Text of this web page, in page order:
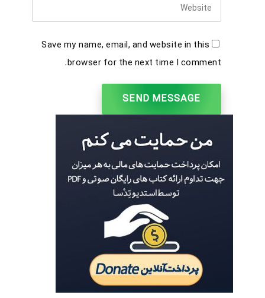
Save my name, email, and website in this
browser for the next time I comment.